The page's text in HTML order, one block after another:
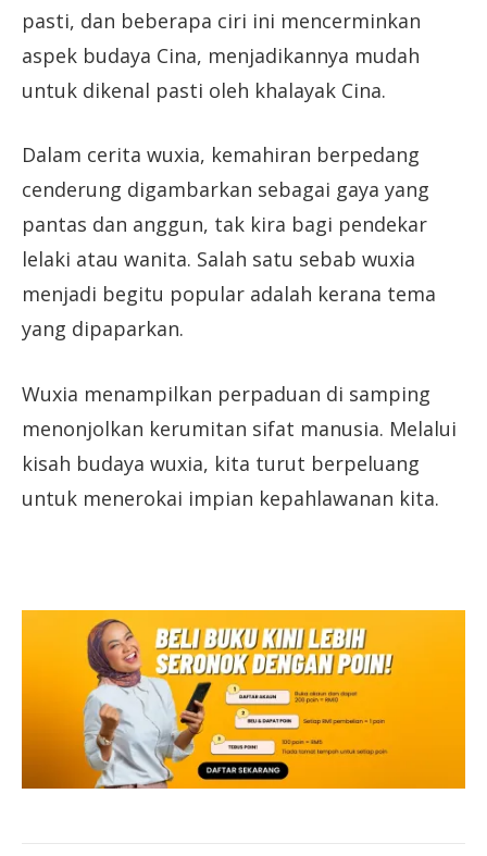
pasti, dan beberapa ciri ini mencerminkan
aspek budaya Cina, menjadikannya mudah
untuk dikenal pasti oleh khalayak Cina.
Dalam cerita wuxia, kemahiran berpedang
cenderung digambarkan sebagai gaya yang
pantas dan anggun, tak kira bagi pendekar
lelaki atau wanita. Salah satu sebab wuxia
menjadi begitu popular adalah kerana tema
yang dipaparkan.
Wuxia menampilkan perpaduan di samping
menonjolkan kerumitan sifat manusia. Melalui
kisah budaya wuxia, kita turut berpeluang
untuk menerokai impian kepahlawanan kita.